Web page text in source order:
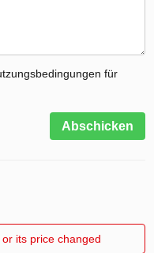
für
Abschicken
its price changed